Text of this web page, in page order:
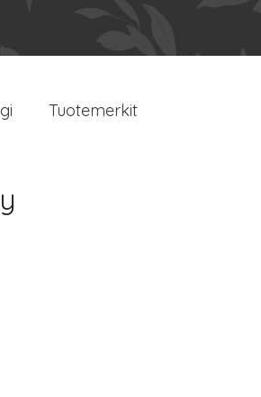
Tuotemerkit